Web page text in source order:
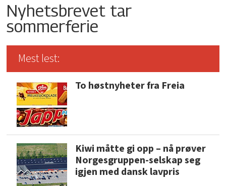
Nyhetsbrevet tar
sommerferie
Mest lest:
To høstnyheter fra Freia
Kiwi måtte gi opp – nå prøver
Norgesgruppen-selskap seg
igjen med dansk lavpris